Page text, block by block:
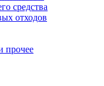
средства
отходов
прочее